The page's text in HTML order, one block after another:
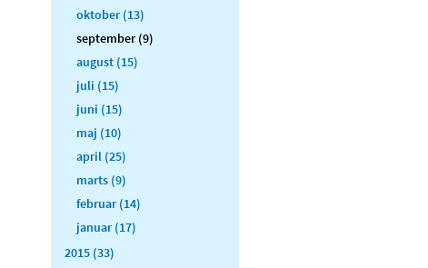
oktober (13)
september (9)
august (15)
juli (15)
juni (15)
maj (10)
april (25)
marts (9)
februar (14)
januar (17)
2015 (33)